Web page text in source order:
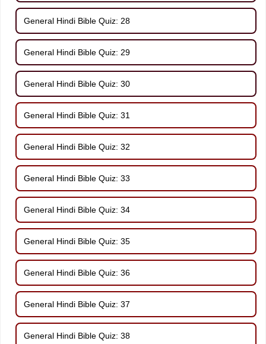
General Hindi Bible Quiz: 28
General Hindi Bible Quiz: 29
General Hindi Bible Quiz: 30
General Hindi Bible Quiz: 31
General Hindi Bible Quiz: 32
General Hindi Bible Quiz: 33
General Hindi Bible Quiz: 34
General Hindi Bible Quiz: 35
General Hindi Bible Quiz: 36
General Hindi Bible Quiz: 37
General Hindi Bible Quiz: 38